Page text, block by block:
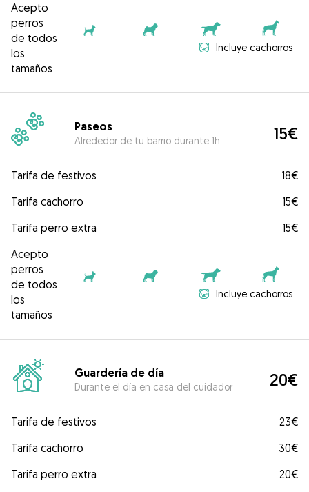
Acepto
perros
de todos
los
tamaños
Incluye cachorros
Paseos
Alrededor de tu barrio durante 1h 15€
Tarifa de festivos
18€
Tarifa cachorro
15€
Tarifa perro extra
15€
Acepto
perros
de todos
los
tamaños
Incluye cachorros
Guardería de día
Durante el día en casa del cuidador 20€
Tarifa de festivos
23€
Tarifa cachorro
30€
Tarifa perro extra
20€